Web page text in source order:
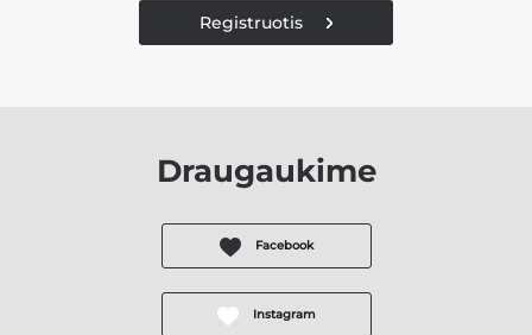
Registruotis
Draugaukime
Facebook
Instagram